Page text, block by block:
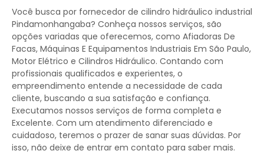
Você busca por fornecedor de cilindro hidráulico industrial
Pindamonhangaba? Conheça nossos serviços, são
opções variadas que oferecemos, como Afiadoras De
Facas, Máquinas E Equipamentos Industriais Em São Paulo,
Motor Elétrico e Cilindros Hidráulico. Contando com
profissionais qualificados e experientes, o
empreendimento entende a necessidade de cada
cliente, buscando a sua satisfação e confiança.
Executamos nossos serviços de forma completa e
Excelente. Com um atendimento diferenciado e
cuidadoso, teremos o prazer de sanar suas dúvidas. Por
isso, não deixe de entrar em contato para saber mais.